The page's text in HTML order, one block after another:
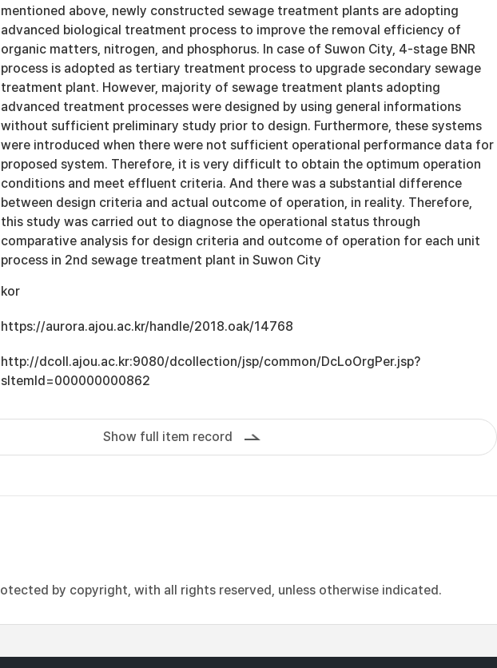
mentioned above, newly constructed sewage treatment plants are adopting
advanced biological treatment process to improve the removal efficiency of
organic matters, nitrogen, and phosphorus. In case of Suwon City, 4-stage BNR
process is adopted as tertiary treatment process to upgrade secondary sewage
treatment plant. However, majority of sewage treatment plants adopting
advanced treatment processes were designed by using general informations
without sufficient preliminary study prior to design. Furthermore, these systems
were introduced when there were not sufficient operational performance data for
proposed system. Therefore, it is very difficult to obtain the optimum operation
conditions and meet effluent criteria. And there was a substantial difference
between design criteria and actual outcome of operation, in reality. Therefore,
this study was carried out to diagnose the operational status through
comparative analysis for design criteria and outcome of operation for each unit
process in 2nd sewage treatment plant in Suwon City
kor
https://aurora.ajou.ac.kr/handle/2018.oak/14768
http://dcoll.ajou.ac.kr:9080/dcollection/jsp/common/DcLoOrgPer.jsp?
sItemId=000000000862
Show full item record
by copyright, with all rights reserved, unless otherwise indicated.